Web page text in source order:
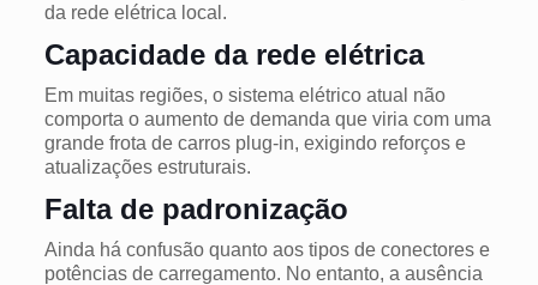
da rede elétrica local.
Capacidade da rede elétrica
Em muitas regiões, o sistema elétrico atual não
comporta o aumento de demanda que viria com uma
grande frota de carros plug-in, exigindo reforços e
atualizações estruturais.
Falta de padronização
Ainda há confusão quanto aos tipos de conectores e
potências de carregamento. No entanto, a ausência